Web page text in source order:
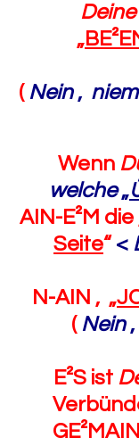
Deine
„
( Nein ,
Wenn
welche „
AIN-E²M die
Seite“ <
N-AIN , „
( Nein ,
E²S ist